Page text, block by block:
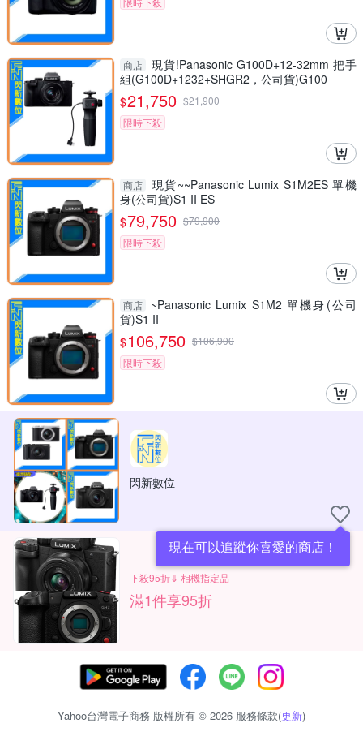
商店
現貨!Panasonic G100D+12-32mm 把手
組(G100D+1232+SHGR2，公司貨)G100
$21,750 $21,900
限時下殺
商店
現貨~~Panasonic Lumix S1M2ES 單機
身(公司貨)S1 II ES
$79,750 $79,900
限時下殺
商店
~Panasonic Lumix S1M2 單機身(公司
貨)S1 II
$106,750 $106,900
限時下殺
閃新數位
現在可以追蹤你喜愛的商店！
下殺95折⇓ 相機指定品
滿1件享95折
Yahoo台灣電子商務 版權所有 © 2026 服務條款(更新)